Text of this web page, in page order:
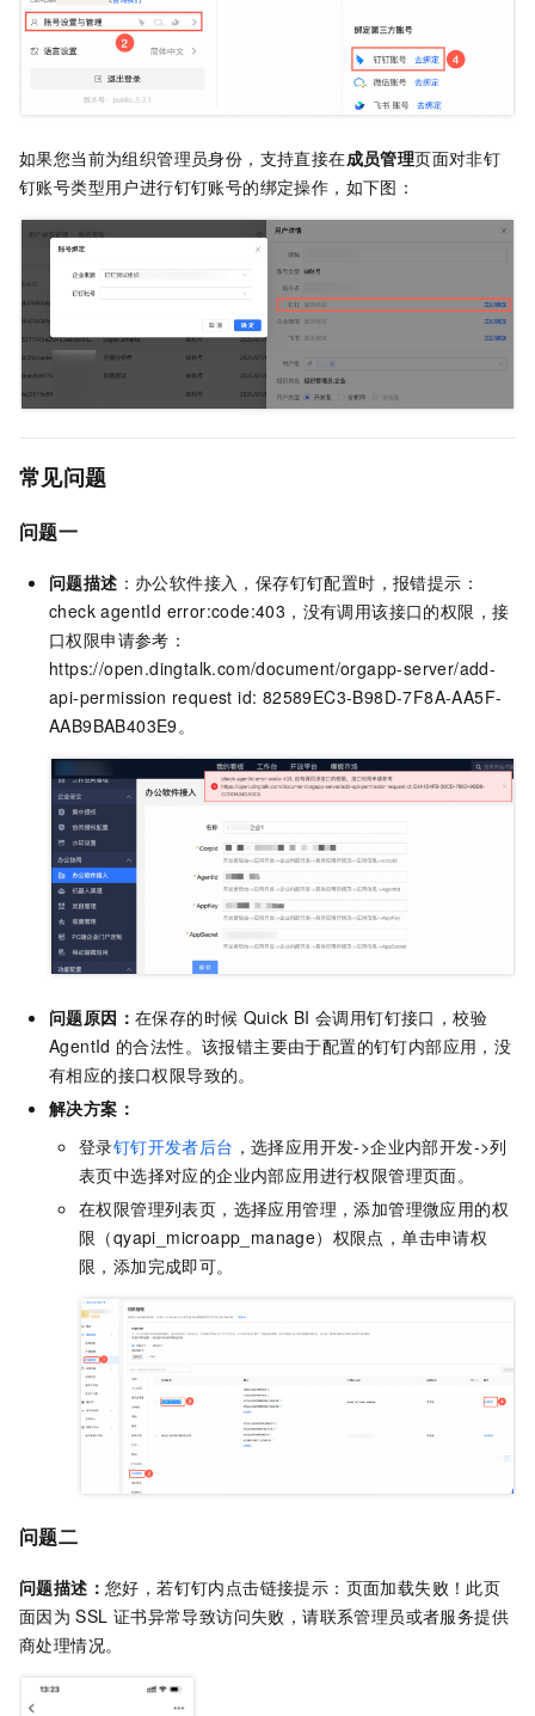
如果您当前为组织管理员身份，支持直接在成员管理页面对非钉
钉账号类型用户进行钉钉账号的绑定操作，如下图：
常见问题
问题一
问题描述 ：办公软件接入，保存钉钉配置时，报错提示：
check agentId error:code:403，没有调用该接口的权限，接
口权限申请参考：
https://open.dingtalk.com/document/orgapp-server/add-
api-permission request id: 82589EC3-B98D-7F8A-AA5F-
AAB9BAB403E9。
问题原因： 在保存的时候 Quick BI 会调用钉钉接口，校验
AgentId 的合法性。该报错主要由于配置的钉钉内部应用，没
有相应的接口权限导致的。
解决方案：
登录钉钉开发者后台 ，选择应用开发->企业内部开发->列
表页中选择对应的企业内部应用进行权限管理页面。
在权限管理列表页，选择应用管理，添加管理微应用的权
限（qyapi_microapp_manage）权限点，单击申请权
限，添加完成即可。
问题二
问题描述： 您好，若钉钉内点击链接提示：页面加载失败！此页
面因为 SSL 证书异常导致访问失败，请联系管理员或者服务提供
商处理情况。